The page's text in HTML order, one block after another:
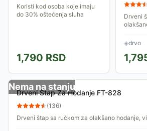
Koristi kod osoba koje imaju
do 30% oštećenja sluha
1,790 RSD
Drveni
◈drvo
Nema na stanju
Drveni Štap Za Hodanje FT-828
(136)
Drveni štap sa ručkom za olakšano hodanje,